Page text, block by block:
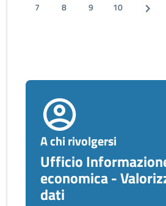
7
8 9 10
A chi rivolgersi
Ufficio
economica -
dati